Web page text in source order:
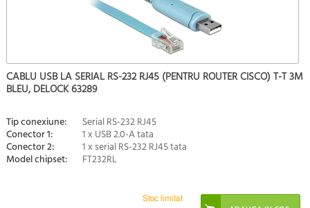
CABLU USB LA SERIAL RS-232 RJ45 (PENTRU ROUTER CISCO) T-T 3M
BLEU, DELOCK 63289
Tip conexiune: Serial RS-232 RJ45
Conector 1: 1 x USB 2.0-A tata
Conector 2: 1 x serial RS-232 RJ45 tata
Model chipset: FT232RL
Stoc limitat